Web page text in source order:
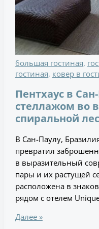
большая гостиная,
гостиная, ковер в
Пентхаус в
стеллажом во
спиральной
В Сан-Паулу,
превратил
в выразительный
пары и их растущей
расположена в
рядом с отелем
Далее »